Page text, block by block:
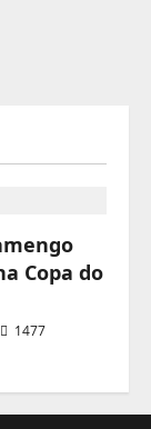
Copa do
1477